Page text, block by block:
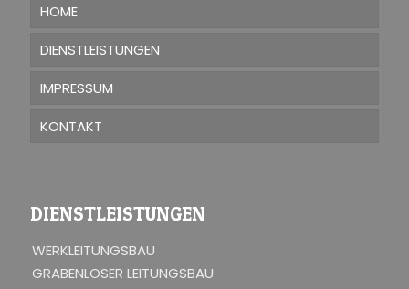
HOME
DIENSTLEISTUNGEN
IMPRESSUM
KONTAKT
DIENSTLEISTUNGEN
WERKLEITUNGSBAU
GRABENLOSER LEITUNGSBAU